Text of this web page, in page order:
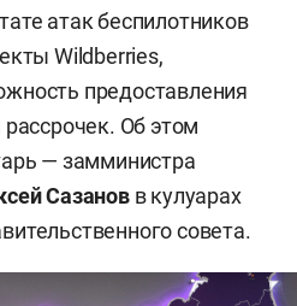
атак беспилотников
Wildberries,
предоставления
Об этом
— замминистра
Сазановв кулуарах
совета.